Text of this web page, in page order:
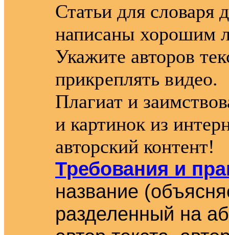
Статьи для
написаны хорошим
Укажите авторов
прикреплять видео.
Плагиат и
и картинок из
авторский контент!
Требования и
название
разделенный на